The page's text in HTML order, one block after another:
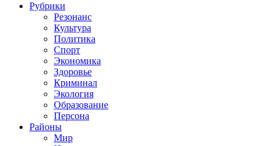
Рубрики
Резонанс
Культура
Политика
Спорт
Экономика
Здоровье
Криминал
Экология
Образование
Персона
Районы
Мир